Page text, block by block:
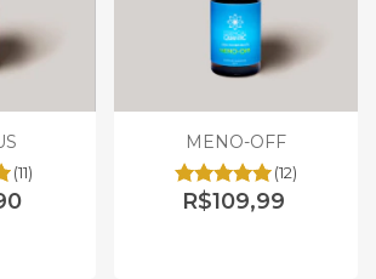
(11)
MENO-OFF
(12)
R$109,99